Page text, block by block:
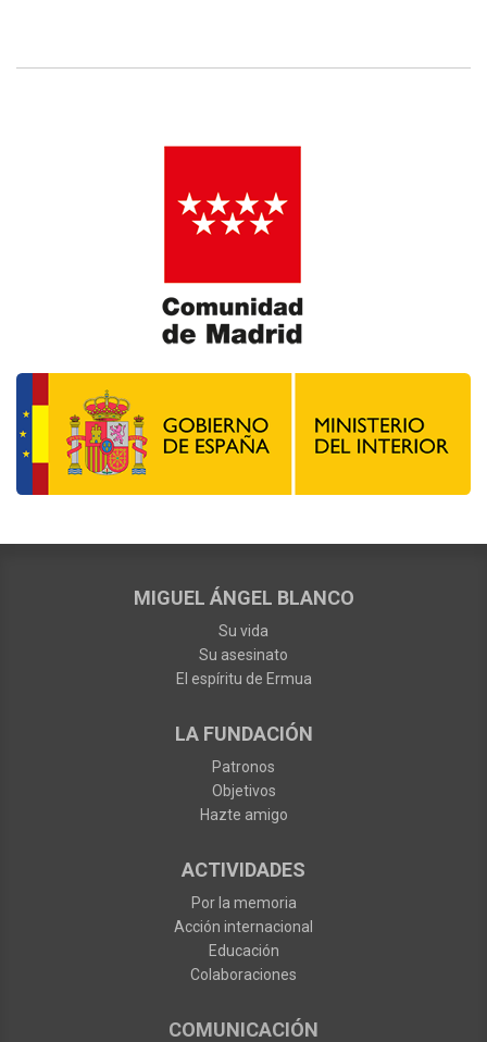
MIGUEL ÁNGEL BLANCO
Su vida
Su asesinato
El espíritu de Ermua
LA FUNDACIÓN
Patronos
Objetivos
Hazte amigo
ACTIVIDADES
Por la memoria
Acción internacional
Educación
Colaboraciones
COMUNICACIÓN